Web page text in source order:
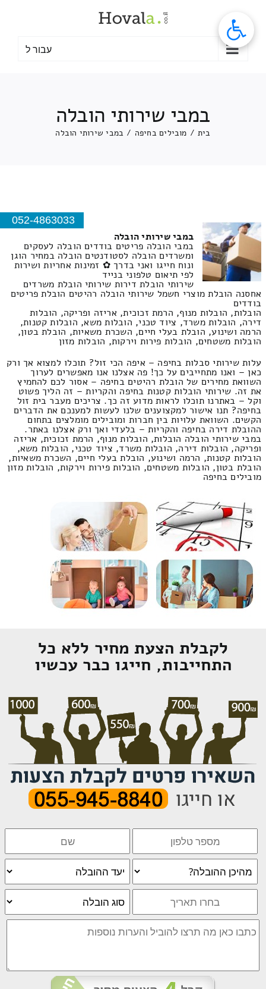
עבור ל
במבי שירותי הובלה
בית / מובילים בחיפה / במבי שירותי הובלה
052-4863033
במבי שירותי הובלה
במבי הובלה פריטים בודדים הובלה לעסקים
ומשרדים הובלה לסטודנטים הובלה במחיר הוגן
ונוח חייגו ואני בדרך ✿ זמינות אחריות ושירות
לפי תיאום טלפוני בנייד
שירותי הובלת דירות שירותי הובלת משרדים
אחסנה הובלת מוצרי חשמל שירותי הובלה רהיטים הובלת פריטים
בודדים
הובלות, הובלות מנוף, הרמת זכוכית, אריזה ופריקה, הובלות
דירה, הובלות משרד, ציוד טכני, הובלות משא, הובלות קטנות,
הרמה ושינוע, הובלת בעלי חיים, השכרת משאיות, הובלת בטון,
הובלות משטחים, הובלות פירות וירקות, הובלות מזון
עלות שירותי סבלות בחיפה – איפה הכי זול? תוכלו למצוא אך ורק
כאן – ואנו מתחייבים על כך! פה אצלנו אנו מאפשרים לערוך
השוואת מחירים של הובלת רהיטים בחיפה – אסור לכם להחמיץ
את זה. שירותי הובלות קטנות בחיפה והקריות – זה הליך פשוט
וקל – באתרנו תוכלו לראות מדוע זה כך. צריכים מעבר בית זול
בחיפה? תנו אישור למקצוענים שלנו לעשות למענכם את הדברים
הקשים. השוואת עלויות בין חברות ומובילים מומלצים בתחום
ההובלת דירה בחיפה והקריות – בלעדי ואך ורק אצלנו באתר.
במבי שירותי הובלה הובלות, הובלות מנוף, הרמת זכוכית, אריזה
ופריקה, הובלות דירה, הובלות משרד, ציוד טכני, הובלות משא,
הובלות קטנות, הרמה ושינוע, הובלת בעלי חיים, השכרת משאיות,
הובלת בטון, הובלות משטחים, הובלות פירות וירקות, הובלות מזון
מובילים בחיפה
לקבלת הצעת מחיר ללא כל
התחייבות, חייגו כבר עכשיו